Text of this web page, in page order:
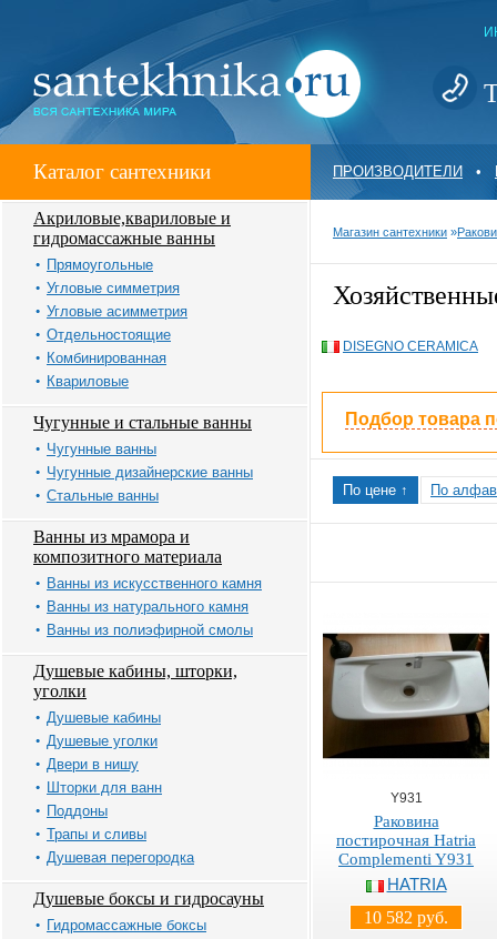
Каталог сантехники ПРОИЗВОДИТЕЛИ •
Акриловые,квариловые и
гидромассажные ванны
Прямоугольные
Угловые симметрия
Угловые асимметрия
Отдельностоящие
Комбинированная
Квариловые
Чугунные и стальные ванны
Чугунные ванны
Чугунные дизайнерские ванны
Стальные ванны
Ванны из мрамора и
композитного материала
Ванны из искусственного камня
Ванны из натурального камня
Ванны из полиэфирной смолы
Душевые кабины, шторки,
уголки
Душевые кабины
Душевые уголки
Двери в нишу
Шторки для ванн
Поддоны
Трапы и сливы
Душевая перегородка
Душевые боксы и гидросауны
Гидромассажные боксы
Магазин сантехники »
DISEGNO CERAMICA
Подбор товара
По цене ↑ По
Y931
Раковина
постирочная Hatria
Complementi Y931
HATRIA
10 582 руб.